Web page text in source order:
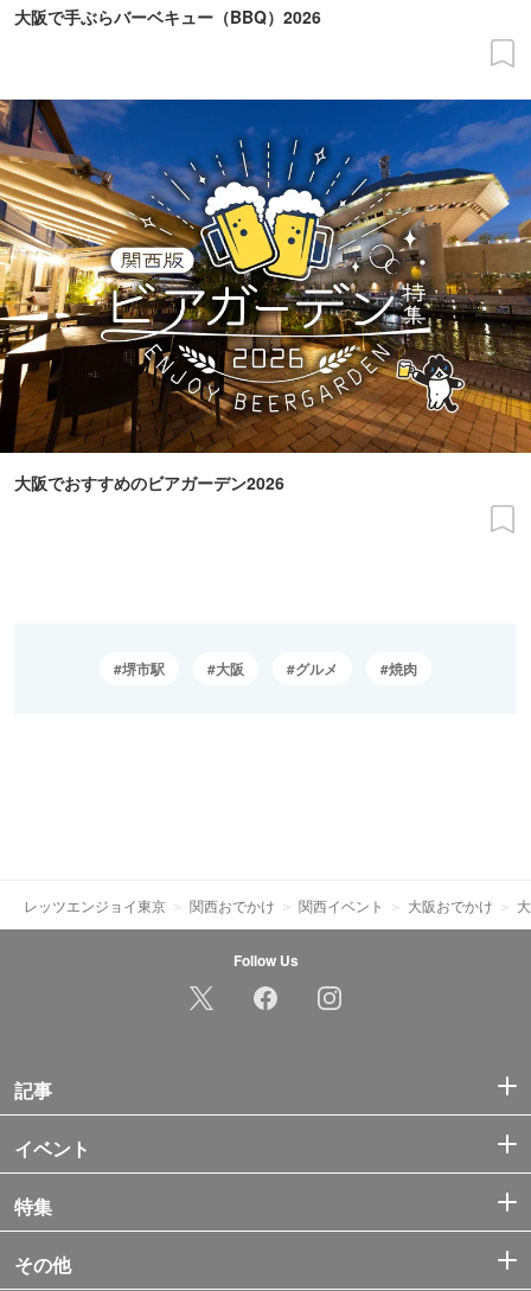
大阪で手ぶらバーベキュー（BBQ）2026
大阪でおすすめのビアガーデン2026
堺市駅 大阪 グルメ 焼肉
レッツエンジョイ東京 関西おでかけ 関西イベント 大阪おでかけ
Follow Us
記事
イベント
特集
その他